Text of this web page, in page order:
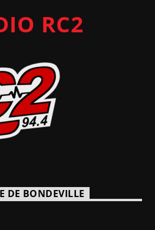
RC2
DE BONDEVILLE